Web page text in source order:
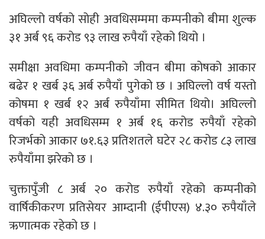
अघिल्लो वर्षको सोही अवधिसम्ममा कम्पनीको बीमा शुल्क
३१ अर्ब ९६ करोड ९३ लाख रुपैयाँ रहेको थियो ।
समीक्षा अवधिमा कम्पनीको जीवन बीमा कोषको आकार
बढेर १ खर्ब ३६ अर्ब रुपैयाँ पुगेको छ । अघिल्लो वर्ष यस्तो
कोषमा १ खर्ब १२ अर्ब रुपैयाँमा सीमित थियो। अघिल्लो
वर्षको यही अवधिसम्म १ अर्ब १६ करोड रुपैयाँ रहेको
रिजर्भको आकार ७१.६३ प्रतिशतले घटेर २८ करोड ८३ लाख
रुपैयाँमा झरेको छ ।
चुक्तापुँजी ८ अर्ब २० करोड रुपैयाँ रहेको कम्पनीको
वार्षिकीकरण प्रतिसेयर आम्दानी (ईपीएस) ४.३० रुपैयाँले
ऋणात्मक रहेको छ ।